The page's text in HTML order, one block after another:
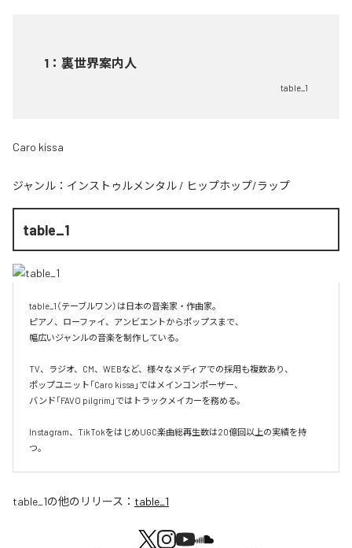
1 ： 裏世界案内人
table_1
Caro kissa
ジャンル： インストゥルメンタル / ヒップホップ/ラップ
table_1
table_1（テーブルワン）は日本の音楽家・作曲家。
ピアノ、ローファイ、アンビエントからポップスまで、
幅広いジャンルの音楽を制作している。
TV、ラジオ、CM、WEBなど、様々なメディアでの採用も複数あり、
ポップユニット「Caro kissa」ではメインコンポーザー、
バンド「FAVO pilgrim」ではトラックメイカーを務める。
Instagram、TikTokをはじめUGC楽曲総再生数は20億回以上の実績を持
つ。
table_1の他のリリース： table_1